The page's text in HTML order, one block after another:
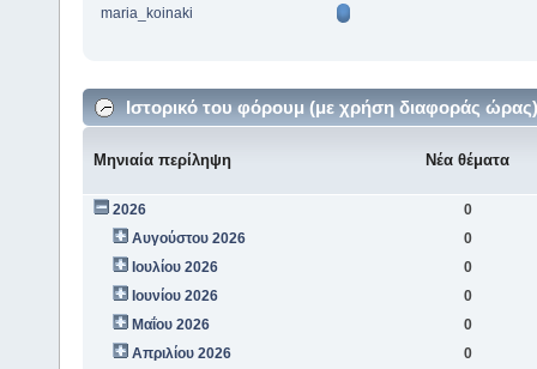
maria_koinaki
Ιστορικό του φόρουμ (με χρήση διαφοράς ώρας)
Μηνιαία περίληψη Νέα θέματα
2026
0
Αυγούστου 2026
0
Ιουλίου 2026
0
Ιουνίου 2026
0
Μαΐου 2026
0
Απριλίου 2026
0